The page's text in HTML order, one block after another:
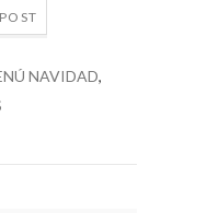
NAVIDAD,